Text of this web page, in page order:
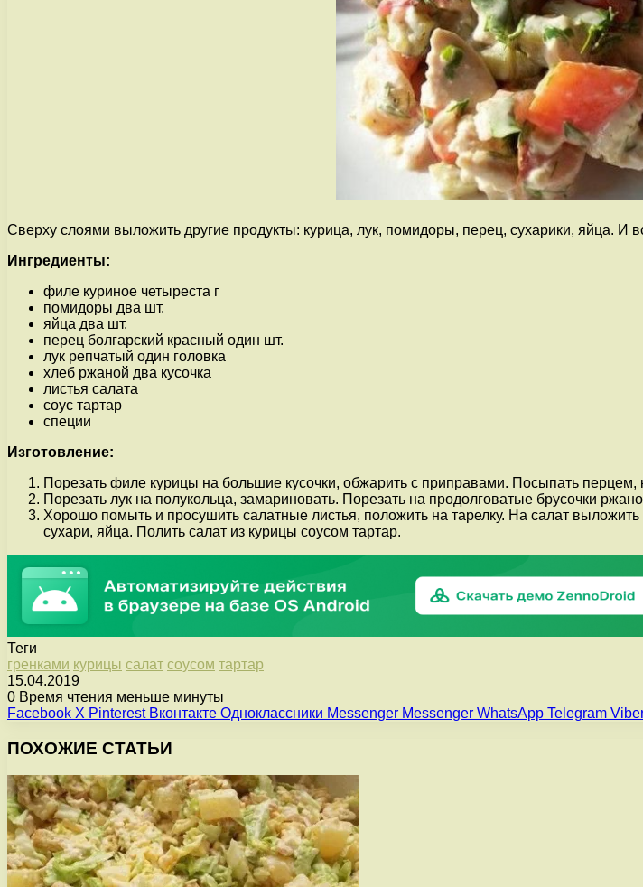
Сверху слоями выложить другие продукты: курица, лук, помидоры, перец, сухарики, яйца. И
Ингредиенты:
филе куриное четыреста г
помидоры два шт.
яйца два шт.
перец болгарский красный один шт.
лук репчатый один головка
хлеб ржаной два кусочка
листья салата
соус тартар
специи
Изготовление:
Порезать филе курицы на большие кусочки, обжарить с приправами. Посыпать
Порезать лук на полукольца, замариновать. Порезать на продолговатые брусочки
Хорошо помыть и просушить салатные листья, положить на тарелку. На салат
сухари, яйца. Полить салат из курицы соусом тартар.
Теги
гренками курицы салат соусом тартар
15.04.2019
0 Время чтения меньше минуты
Facebook X Pinterest Вконтакте Одноклассники Messenger Messenger WhatsApp Telegram
ПОХОЖИЕ СТАТЬИ